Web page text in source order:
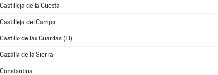
Castilleja de la Cuesta
Castilleja del Campo
Castillo de las Guardas (El)
Cazalla de la Sierra
Constantina